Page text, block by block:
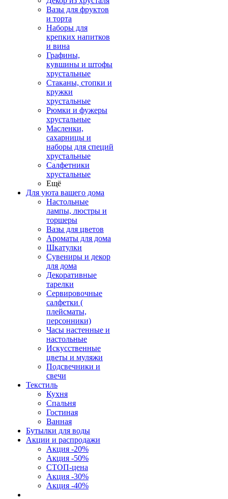
Вазы для фруктов
и торта
Наборы для
крепких напитков
и вина
Графины,
кувшины и штофы
хрустальные
Стаканы, стопки и
кружки
хрустальные
Рюмки и фужеры
хрустальные
Масленки,
сахарницы и
наборы для специй
хрустальные
Салфетники
хрустальные
Ещё
Для уюта вашего дома
Настольные
лампы, люстры и
торшеры
Вазы для цветов
Ароматы для дома
Шкатулки
Сувениры и декор
для дома
Декоративные
тарелки
Сервировочные
салфетки (
плейсматы,
персонники)
Часы настенные и
настольные
Искусственные
цветы и муляжи
Подсвечники и
свечи
Текстиль
Кухня
Спальня
Гостиная
Ванная
Бутылки для воды
Акции и распродажи
Акция -20%
Акция -50%
СТОП-цена
Акция -30%
Акция -40%